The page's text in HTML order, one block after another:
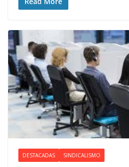
DESTACADAS SINDICALISMO